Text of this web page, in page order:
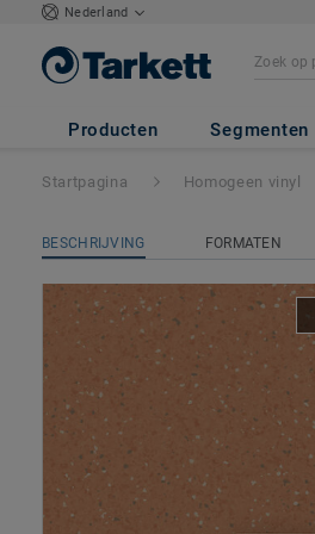
Nederland
Producten Segmenten
Primo Premium
Startpagina Homogeen vinyl
BESCHRIJVING FORMATEN